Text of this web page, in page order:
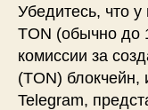
Убедитесь, что у
TON (обычно до
комиссии за
(TON) блокчейн,
Telegram,